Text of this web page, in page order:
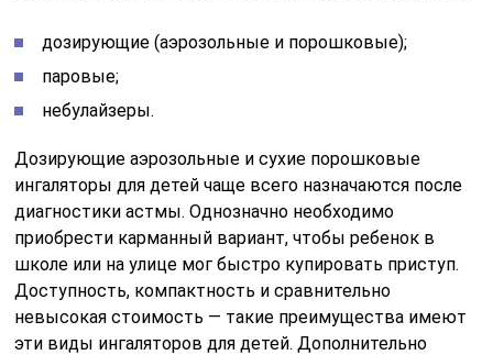
дозирующие (аэрозольные и порошковые);
паровые;
небулайзеры.
Дозирующие аэрозольные и сухие порошковые
ингаляторы для детей чаще всего назначаются после
диагностики астмы. Однозначно необходимо
приобрести карманный вариант, чтобы ребенок в
школе или на улице мог быстро купировать приступ.
Доступность, компактность и сравнительно
невысокая стоимость — такие преимущества имеют
эти виды ингаляторов для детей. Дополнительно